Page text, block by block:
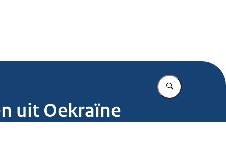
Vul in wat u
uit Oekraïne